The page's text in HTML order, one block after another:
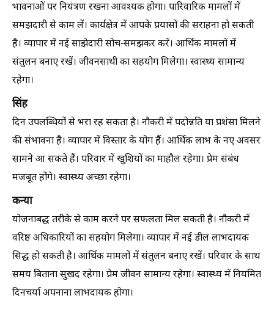
भावनाओं पर नियंत्रण रखना आवश्यक होगा। पारिवारिक मामलों में
समझदारी से काम लें। कार्यक्षेत्र में आपके प्रयासों की सराहना हो सकती
है। व्यापार में नई साझेदारी सोच-समझकर करें। आर्थिक मामलों में
संतुलन बनाए रखें। जीवनसाथी का सहयोग मिलेगा। स्वास्थ्य सामान्य
रहेगा।
सिंह
दिन उपलब्धियों से भरा रह सकता है। नौकरी में पदोन्नति या प्रशंसा मिलने
की संभावना है। व्यापार में विस्तार के योग हैं। आर्थिक लाभ के नए अवसर
सामने आ सकते हैं। परिवार में खुशियों का माहौल रहेगा। प्रेम संबंध
मजबूत होंगे। स्वास्थ्य अच्छा रहेगा।
कन्या
योजनाबद्ध तरीके से काम करने पर सफलता मिल सकती है। नौकरी में
वरिष्ठ अधिकारियों का सहयोग मिलेगा। व्यापार में नई डील लाभदायक
सिद्ध हो सकती है। आर्थिक मामलों में संतुलन बनाए रखें। परिवार के साथ
समय बिताना सुखद रहेगा। प्रेम जीवन सामान्य रहेगा। स्वास्थ्य में नियमित
दिनचर्या अपनाना लाभदायक होगा।